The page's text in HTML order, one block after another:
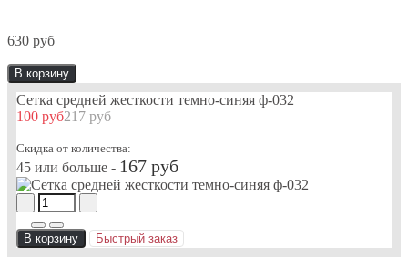
630 руб
В корзину
Сетка средней жесткости темно-синяя ф-032
100 руб217 руб
Скидка от количества:
45 или больше - 167 руб
В корзину Быстрый заказ